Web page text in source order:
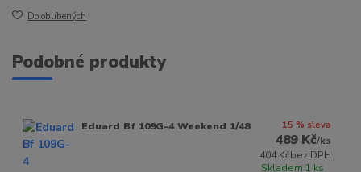
Do oblíbených
Podobné produkty
Eduard Bf 109G-4 Weekend 1/48 15 % sleva
489 Kč/ks
404 Kčbez DPH
Skladem 1 ks